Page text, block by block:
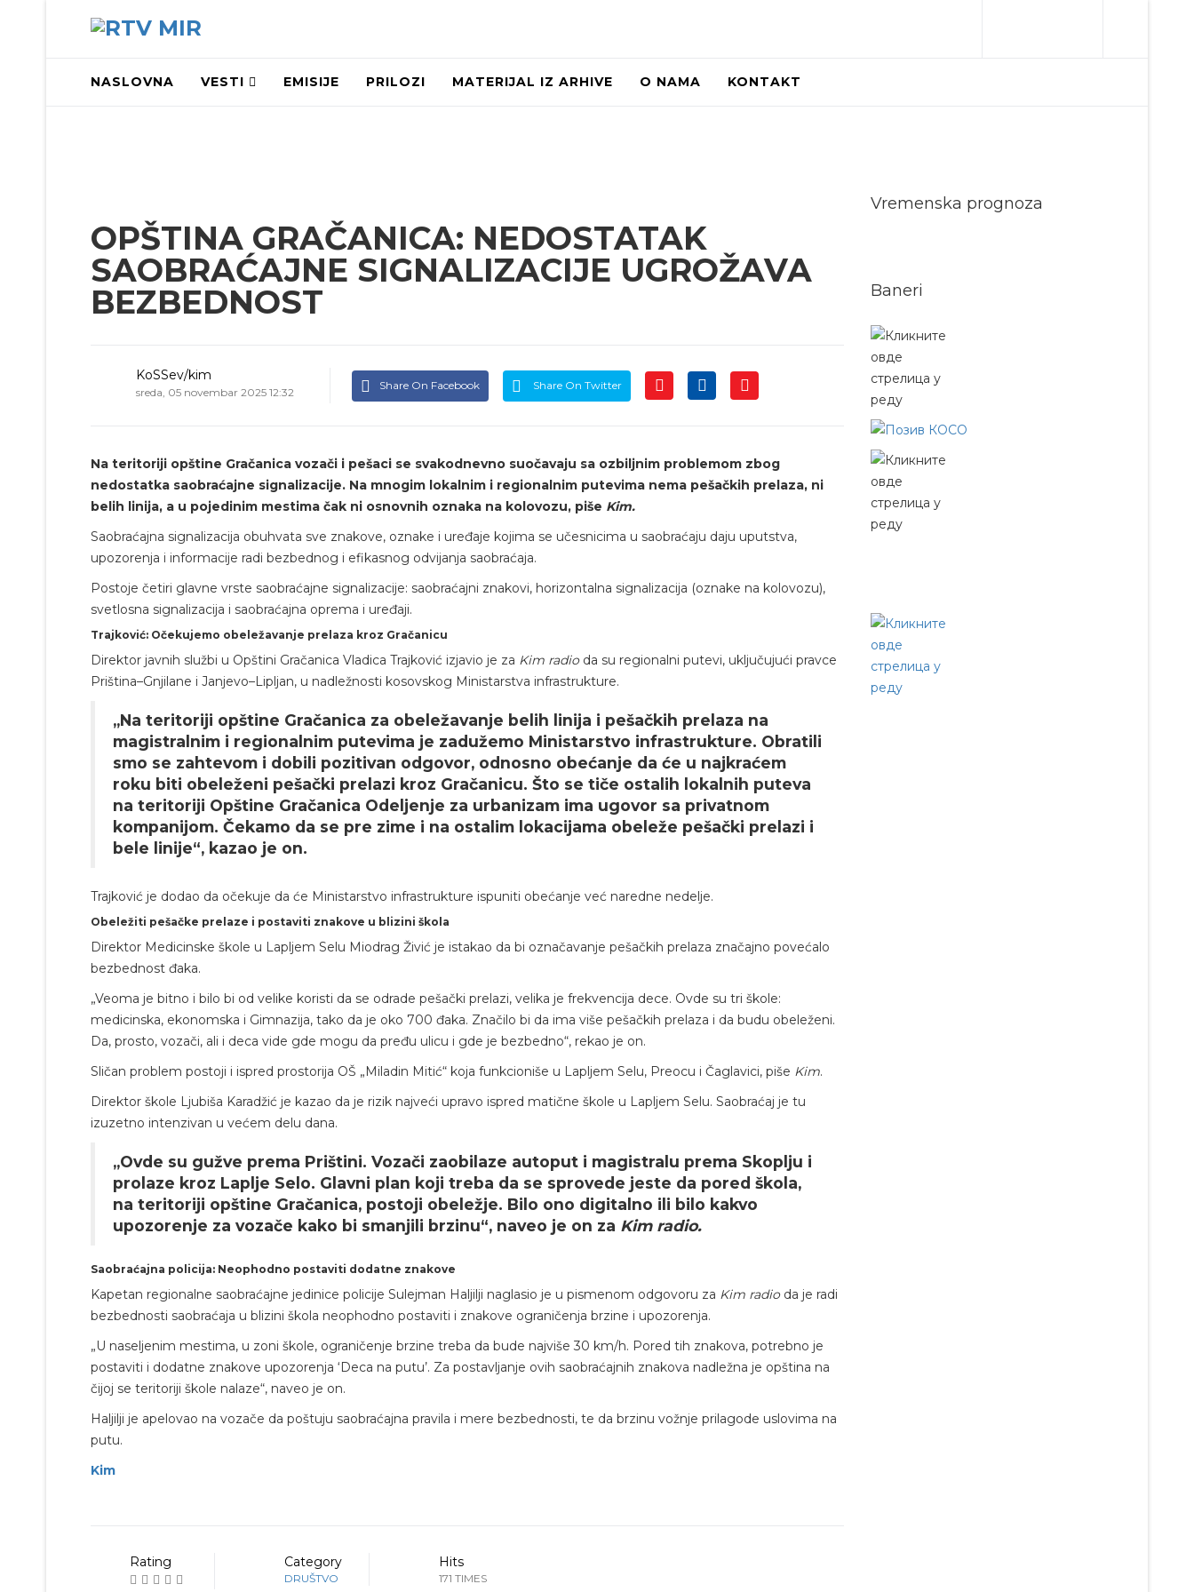
NASLOVNA VESTI EMISIJE PRILOZI MATERIJAL IZ ARHIVE O NAMA KONTAKT
OPŠTINA GRAČANICA: NEDOSTATAK
SAOBRAĆAJNE SIGNALIZACIJE UGROŽAVA
BEZBEDNOST
KoSSev/kim
sreda, 05 novembar 2025 12:32
Share On Facebook Share On Twitter
Na teritoriji opštine Gračanica vozači i pešaci se svakodnevno suočavaju sa ozbiljnim problemom zbog
nedostatka saobraćajne signalizacije. Na mnogim lokalnim i regionalnim putevima nema pešačkih prelaza, ni
belih linija, a u pojedinim mestima čak ni osnovnih oznaka na kolovozu, piše Kim.
Saobraćajna signalizacija obuhvata sve znakove, oznake i uređaje kojima se učesnicima u saobraćaju daju uputstva,
upozorenja i informacije radi bezbednog i efikasnog odvijanja saobraćaja.
Postoje četiri glavne vrste saobraćajne signalizacije: saobraćajni znakovi, horizontalna signalizacija (oznake na kolovozu),
svetlosna signalizacija i saobraćajna oprema i uređaji.
Trajković: Očekujemo obeležavanje prelaza kroz Gračanicu
Direktor javnih službi u Opštini Gračanica Vladica Trajković izjavio je za Kim radioda su regionalni putevi, uključujući pravce
Priština–Gnjilane i Janjevo–Lipljan, u nadležnosti kosovskog Ministarstva infrastrukture.
„Na teritoriji opštine Gračanica za obeležavanje belih linija i pešačkih prelaza na
magistralnim i regionalnim putevima je zadužemo Ministarstvo infrastrukture. Obratili
smo se zahtevom i dobili pozitivan odgovor, odnosno obećanje da će u najkraćem
roku biti obeleženi pešački prelazi kroz Gračanicu. Što se tiče ostalih lokalnih puteva
na teritoriji Opštine Gračanica Odeljenje za urbanizam ima ugovor sa privatnom
kompanijom. Čekamo da se pre zime i na ostalim lokacijama obeleže pešački prelazi i
bele linije“, kazao je on.
Trajković je dodao da očekuje da će Ministarstvo infrastrukture ispuniti obećanje već naredne nedelje.
Obeležiti pešačke prelaze i postaviti znakove u blizini škola
Direktor Medicinske škole u Lapljem Selu Miodrag Živić je istakao da bi označavanje pešačkih prelaza značajno povećalo
bezbednost đaka.
„Veoma je bitno i bilo bi od velike koristi da se odrade pešački prelazi, velika je frekvencija dece. Ovde su tri škole:
medicinska, ekonomska i Gimnazija, tako da je oko 700 đaka. Značilo bi da ima više pešačkih prelaza i da budu obeleženi.
Da, prosto, vozači, ali i deca vide gde mogu da pređu ulicu i gde je bezbedno“, rekao je on.
Sličan problem postoji i ispred prostorija OŠ „Miladin Mitić“ koja funkcioniše u Lapljem Selu, Preocu i Čaglavici, piše Kim.
Direktor škole Ljubiša Karadžić je kazao da je rizik najveći upravo ispred matične škole u Lapljem Selu. Saobraćaj je tu
izuzetno intenzivan u većem delu dana.
„Ovde su gužve prema Prištini. Vozači zaobilaze autoput i magistralu prema Skoplju i
prolaze kroz Laplje Selo. Glavni plan koji treba da se sprovede jeste da pored škola,
na teritoriji opštine Gračanica, postoji obeležje. Bilo ono digitalno ili bilo kakvo
upozorenje za vozače kako bi smanjili brzinu“, naveo je on za Kim radio.
Saobraćajna policija: Neophodno postaviti dodatne znakove
Kapetan regionalne saobraćajne jedinice policije Sulejman Haljilji naglasio je u pismenom odgovoru za Kim radioda je radi
bezbednosti saobraćaja u blizini škola neophodno postaviti i znakove ograničenja brzine i upozorenja.
„U naseljenim mestima, u zoni škole, ograničenje brzine treba da bude najviše 30 km/h. Pored tih znakova, potrebno je
postaviti i dodatne znakove upozorenja ‘Deca na putu’. Za postavljanje ovih saobraćajnih znakova nadležna je opština na
čijoj se teritoriji škole nalaze“, naveo je on.
Haljilji je apelovao na vozače da poštuju saobraćajna pravila i mere bezbednosti, te da brzinu vožnje prilagode uslovima na
putu.
Kim
Rating Category
DRUŠTVO
Hits
171 TIMES
Vremenska prognoza
Baneri